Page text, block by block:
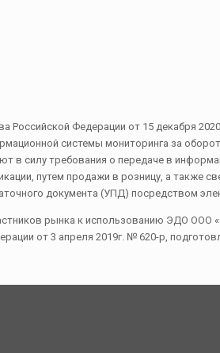
Российской Федерации от 15 декабря
системы мониторинга за
в силу требования о передаче в
путем продажи в розницу, а также
документа (УПД) посредством
рынка к использованию ЭДО
от 3 апреля 2019г. № 620-р,